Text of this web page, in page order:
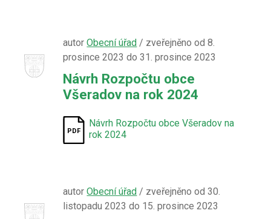
autorObecní úřad / zveřejněno od 8.
prosince 2023 do 31. prosince 2023
Návrh Rozpočtu obce
Všeradov na rok 2024
Návrh Rozpočtu obce Všeradov na
rok 2024
autorObecní úřad / zveřejněno od 30.
listopadu 2023 do 15. prosince 2023